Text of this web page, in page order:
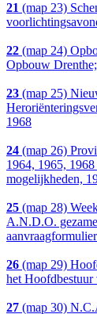
21 (map 23)
22 (map 24)
Opbouw
23 (map 25)
1968
24 (map 26)
1964, 1965,
mogelijkheden,
25 (map 28)
A.N.D.O.
26 (map 29)
het
27 (map 30)